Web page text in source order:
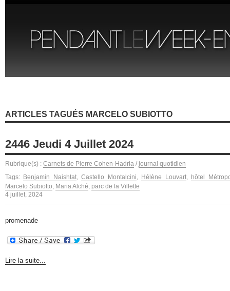
ARTICLES TAGUÉS MARCELO SUBIOTTO
2446 Jeudi 4 Juillet 2024
Rubrique(s) : Carnets de Pierre Cohen-Hadria / journal quotidien
Tags: Benjamin Naishtat,Castello Montalcini, Hélène Louvart, hôtel
Marcelo Subiotto, Maria Alché, parc de la Villette
4 juillet, 2024
promenade
Lire la suite...